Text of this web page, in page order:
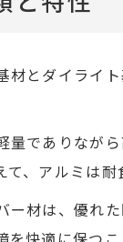
材とダイライ
量でありなが
、アルミは
ー材は、優れ